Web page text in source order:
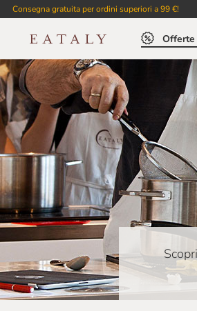
Consegna gratuita per ordini superiori a 99 €!
Offerte